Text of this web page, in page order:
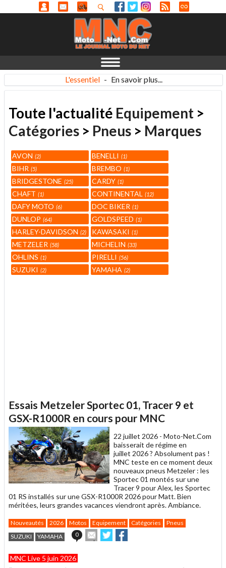
L'essentiel - En savoir plus...
Toute l'actualité Equipement >
Catégories > Pneus > Marques
AVON 2 BENELLI 1
BIHR 5 BREMBO 1
BRIDGESTONE 25 CARDY 1
CHAFT 1 CONTINENTAL 12
DAFY MOTO 6 DOC BIKER 1
DUNLOP 64 GOLDSPEED 1
HARLEY-DAVIDSON 2 KAWASAKI 1
METZELER 58 MICHELIN 33
OHLINS 1 PIRELLI 56
SUZUKI 2 YAMAHA 2
Essais Metzeler Sportec 01, Tracer 9 et
GSX-R1000R en cours pour MNC
22 juillet 2026 - Moto-Net.Com
baisserait de régime en
juillet 2026 ? Absolument pas !
MNC teste en ce moment deux
nouveaux pneus Metzeler : les
Sportec 01 montés sur une
Tracer 9 pour Alex, les Sportec
01 RS installés sur une GSX-R1000R 2026 pour Matt. Bien
méritées, leurs grandes vacances viendront après. Ambiance.
Nouveautés 2026 Motos Equipement Catégories
Pneus
SUZUKI
YAMAHA 0
Envoyer
cet
Partager
sur sur
MNC Live 5 juin 2026